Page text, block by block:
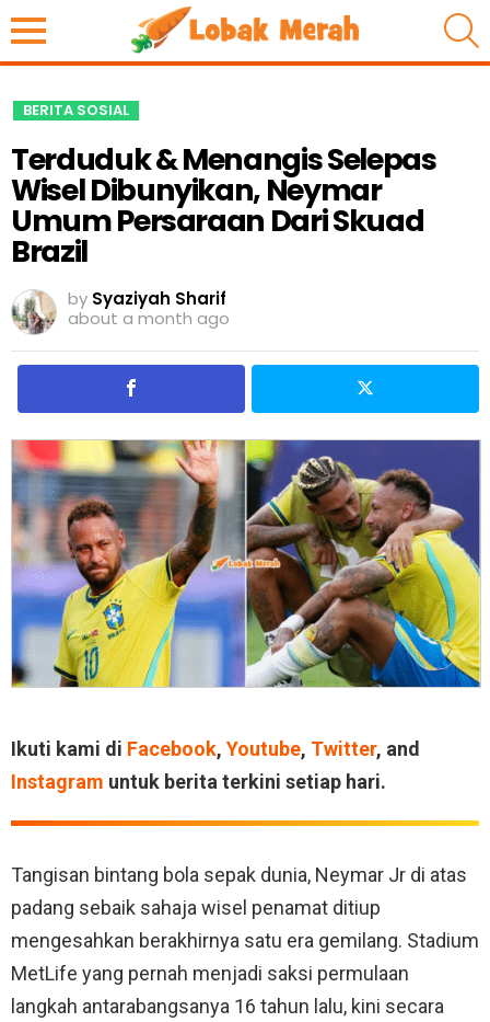
BERITA SOSIAL
Terduduk & Menangis Selepas
Wisel Dibunyikan, Neymar
Umum Persaraan Dari Skuad
Brazil
by Syaziyah Sharif
about a month ago
Ikuti kami di Facebook, Youtube, Twitter, and
Instagram untuk berita terkini setiap hari.
Tangisan bintang bola sepak dunia, Neymar Jr di atas
padang sebaik sahaja wisel penamat ditiup
mengesahkan berakhirnya satu era gemilang. Stadium
MetLife yang pernah menjadi saksi permulaan
langkah antarabangsanya 16 tahun lalu, kini secara